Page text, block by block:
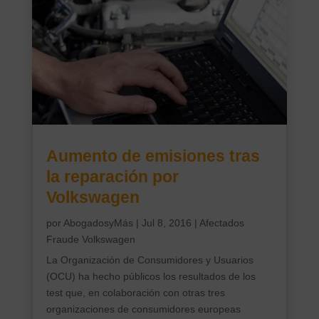
Aumento de emisiones tras
la reparación por
Volkswagen
por AbogadosyMás | Jul 8, 2016 | Afectados
Fraude Volkswagen
La Organización de Consumidores y Usuarios
(OCU) ha hecho públicos los resultados de los
test que, en colaboración con otras tres
organizaciones de consumidores europeas